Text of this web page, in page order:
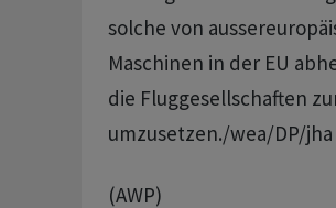
solche von
Maschinen in der EU
die Fluggesellschaften
umzusetzen./wea/DP/jha
(AWP)